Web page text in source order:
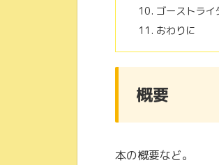
ゴーストライ
おわりに
概要
本の概要など。